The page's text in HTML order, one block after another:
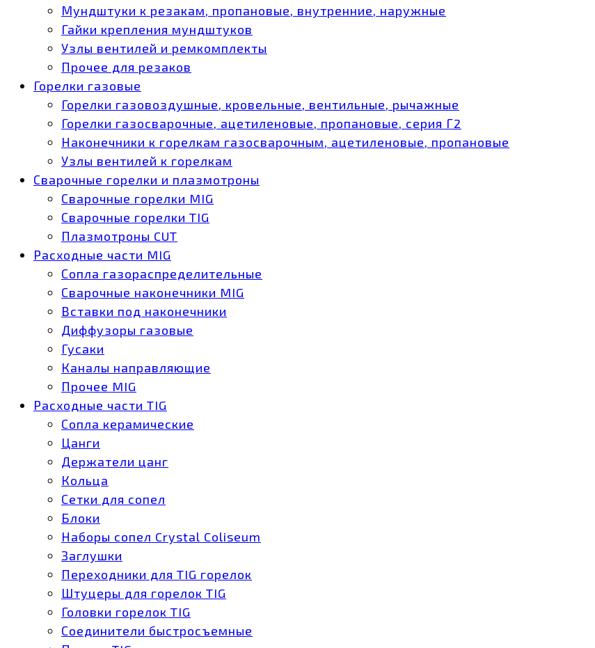
Мундштуки к резакам, пропановые, внутренние, наружные
Гайки крепления мундштуков
Узлы вентилей и ремкомплекты
Прочее для резаков
Горелки газовые
Горелки газовоздушные, кровельные, вентильные, рычажные
Горелки газосварочные, ацетиленовые, пропановые, серия Г2
Наконечники к горелкам газосварочным, ацетиленовые, пропановые
Узлы вентилей к горелкам
Сварочные горелки и плазмотроны
Сварочные горелки MIG
Сварочные горелки TIG
Плазмотроны CUT
Расходные части MIG
Сопла газораспределительные
Сварочные наконечники MIG
Вставки под наконечники
Диффузоры газовые
Гусаки
Каналы направляющие
Прочее MIG
Расходные части TIG
Сопла керамические
Цанги
Держатели цанг
Кольца
Сетки для сопел
Блоки
Наборы сопел Crystal Coliseum
Заглушки
Переходники для TIG горелок
Штуцеры для горелок TIG
Головки горелок TIG
Соединители быстросъемные